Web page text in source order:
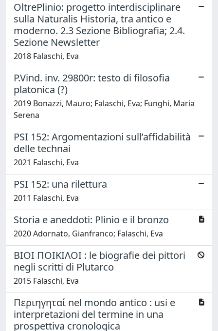
OltrePlinio: progetto interdisciplinare
sulla Naturalis Historia, tra antico e
moderno. 2.3 Sezione Bibliografia; 2.4.
Sezione Newsletter
2018 Falaschi, Eva
P.Vind. inv. 29800r: testo di filosofia
platonica (?)
2019 Bonazzi, Mauro; Falaschi, Eva; Funghi, Maria
Serena
PSI 152: Argomentazioni sull’affidabilità
delle technai
2021 Falaschi, Eva
PSI 152: una rilettura
2011 Falaschi, Eva
Storia e aneddoti: Plinio e il bronzo
2020 Adornato, Gianfranco; Falaschi, Eva
ΒΙΟΙ ΠΟΙΚΙΛΟΙ : le biografie dei pittori
negli scritti di Plutarco
2015 Falaschi, Eva
Περιηγηταί nel mondo antico : usi e
interpretazioni del termine in una
prospettiva cronologica